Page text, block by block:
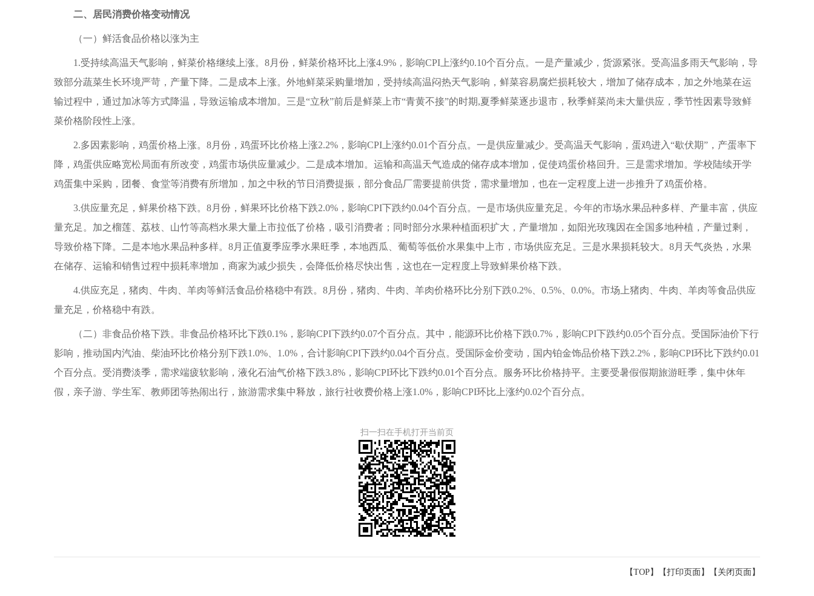
二、居民消费价格变动情况
（一）鲜活食品价格以涨为主
1.受持续高温天气影响，鲜菜价格继续上涨。8月份，鲜菜价格环比上涨4.9%，影响CPI上涨约0.10个百分点。一是产量减少，货源紧张。受高温多雨天气影响，导
致部分蔬菜生长环境严苛，产量下降。二是成本上涨。外地鲜菜采购量增加，受持续高温闷热天气影响，鲜菜容易腐烂损耗较大，增加了储存成本，加之外地菜在运
输过程中，通过加冰等方式降温，导致运输成本增加。三是“立秋”前后是鲜菜上市“青黄不接”的时期,夏季鲜菜逐步退市，秋季鲜菜尚未大量供应，季节性因素导致鲜
菜价格阶段性上涨。
2.多因素影响，鸡蛋价格上涨。8月份，鸡蛋环比价格上涨2.2%，影响CPI上涨约0.01个百分点。一是供应量减少。受高温天气影响，蛋鸡进入“歇伏期”，产蛋率下
降，鸡蛋供应略宽松局面有所改变，鸡蛋市场供应量减少。二是成本增加。运输和高温天气造成的储存成本增加，促使鸡蛋价格回升。三是需求增加。学校陆续开学
鸡蛋集中采购，团餐、食堂等消费有所增加，加之中秋的节日消费提振，部分食品厂需要提前供货，需求量增加，也在一定程度上进一步推升了鸡蛋价格。
3.供应量充足，鲜果价格下跌。8月份，鲜果环比价格下跌2.0%，影响CPI下跌约0.04个百分点。一是市场供应量充足。今年的市场水果品种多样、产量丰富，供应
量充足。加之榴莲、荔枝、山竹等高档水果大量上市拉低了价格，吸引消费者；同时部分水果种植面积扩大，产量增加，如阳光玫瑰因在全国多地种植，产量过剩，
导致价格下降。二是本地水果品种多样。8月正值夏季应季水果旺季，本地西瓜、葡萄等低价水果集中上市，市场供应充足。三是水果损耗较大。8月天气炎热，水果
在储存、运输和销售过程中损耗率增加，商家为减少损失，会降低价格尽快出售，这也在一定程度上导致鲜果价格下跌。
4.供应充足，猪肉、牛肉、羊肉等鲜活食品价格稳中有跌。8月份，猪肉、牛肉、羊肉价格环比分别下跌0.2%、0.5%、0.0%。市场上猪肉、牛肉、羊肉等食品供应
量充足，价格稳中有跌。
（二）非食品价格下跌。非食品价格环比下跌0.1%，影响CPI下跌约0.07个百分点。其中，能源环比价格下跌0.7%，影响CPI下跌约0.05个百分点。受国际油价下行
影响，推动国内汽油、柴油环比价格分别下跌1.0%、1.0%，合计影响CPI下跌约0.04个百分点。受国际金价变动，国内铂金饰品价格下跌2.2%，影响CPI环比下跌约0.01
个百分点。受消费淡季，需求端疲软影响，液化石油气价格下跌3.8%，影响CPI环比下跌约0.01个百分点。服务环比价格持平。主要受暑假假期旅游旺季，集中休年
假，亲子游、学生军、教师团等热闹出行，旅游需求集中释放，旅行社收费价格上涨1.0%，影响CPI环比上涨约0.02个百分点。
扫一扫在手机打开当前页
【TOP】 【打印页面 】【 关闭页面 】